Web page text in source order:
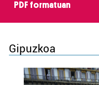
PDF formatuan
Gipuzkoa